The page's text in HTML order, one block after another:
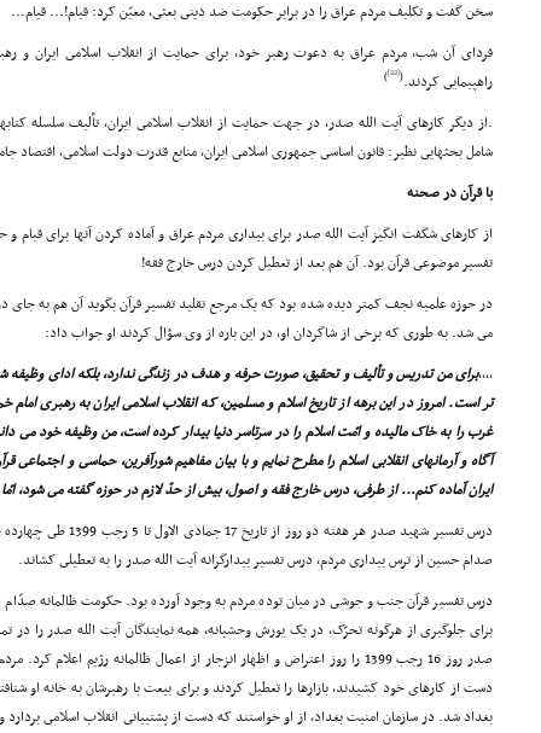
سخن گفت و تکلیف مردم عراق را در برابر حکومت ضد دینى بعثى، معیّن کرد: قیام!... قیام...
فرداى آن شب، مردم عراق به دعوت رهبر خود، براى حمایت از انقلاب اسلامى ایران و
راهپیمایى کردند.(
[22]
)
.از دیگر کارهاى آیت الله صدر، در جهت حمایت از انقلاب اسلامى ایران، تألیف سلسله
شامل بحثهایى نظیر: قانون اساسى جمهورى اسلامى ایران، منابع قدرت دولت اسلامى، اقتصاد
با قرآن در صحنه
از کارهاى شگفت انگیز آیت الله صدر براى بیدارى مردم عراق و آماده کردن آنها براى
تفسیر موضوعى قرآن بود. آن هم بعد از تعطیل کردن درس خارج فقه!
در حوزه علمیه نجف کمتر دیده شده بود که یک مرجع تقلید تفسیر قرآن بگوید آن هم به جاى
مى شد. به طورى که برخى از شاگردان او، در این باره از وى سؤال کردند او جواب داد:
,,,,براى من تدریس و تألیف و تحقیق، صورت حرفه و هدف در زندگى ندارد، بلکه اداى
تر است. امروز در این برهه از تاریخ اسلام و مسلمین، که انقلاب اسلامى ایران به رهبرى
غرب را به خاک مالیده و امّت اسلام را در سرتاسر دنیا بیدار کرده است، من وظیفه خود مى
آگاه و آرمانهاى انقلابى اسلام را مطرح نمایم و با بیان مفاهیم شورآفرین، حماسى و اجتماعى
ایران آماده کنم... از طرفى، درس خارج فقه و اصول، بیش از حدّ لازم در حوزه گفته مى شود،
درس تفسیر شهید صدر هر هفته دو روز از تاریخ 17 جمادى الاول تا 5 رجب 1399 طى چهارده جلسه برگزار شد
صدام حسین از ترس بیدارى مردم، درس تفسیر بیدارگرانه آیت الله صدر را به تعطیلى کشاند.
درس تفسیر قرآن جنب و جوشى در میان توده مردم به وجود آورده بود. حکومت ظالمانه صدّام
براى جلوگیرى از هرگونه تحرّک، در یک یورش وحشیانه، همه نمایندگان آیت الله صدر را
صدر روز 16 رجب 1399 را روز اعتراض و اظهار انزجار از اعمال ظالمانه رژیم
دست از کارهاى خود کشیدند، بازارها را تعطیل کردند و براى بیعت با رهبرشان به خانه او
بغداد شد. در سازمان امنیت بغداد، از او خواستند که دست از پشتیبانى انقلاب اسلامى